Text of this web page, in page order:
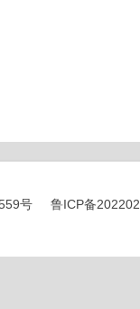
号 鲁ICP备